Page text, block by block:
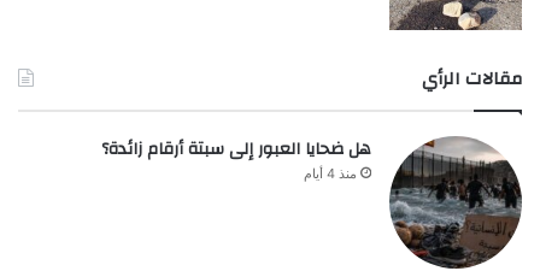
مقالات الرأي
هل ضحايا العبور إلى سبتة أرقام زائدة؟
منذ 4 أيام